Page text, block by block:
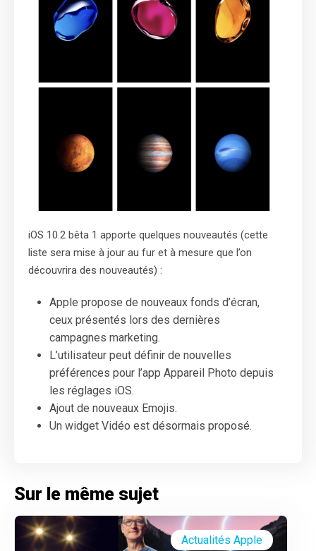
iOS 10.2 bêta 1 apporte quelques nouveautés (cette
liste sera mise à jour au fur et à mesure que l’on
découvrira des nouveautés) :
Apple propose de nouveaux fonds d’écran,
ceux présentés lors des dernières
campagnes marketing.
L’utilisateur peut définir de nouvelles
préférences pour l’app Appareil Photo depuis
les réglages iOS.
Ajout de nouveaux Emojis.
Un widget Vidéo est désormais proposé.
Sur le même sujet
Actualités Apple